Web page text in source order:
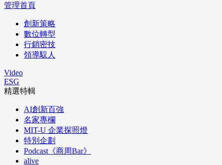
管理首頁
創新策略
數位轉型
行銷密技
領導馭人
Video
ESG
精選特輯
AI創新百強
名家專欄
MIT-U 企業探照燈
特別企劃
Podcast《商周Bar》
alive